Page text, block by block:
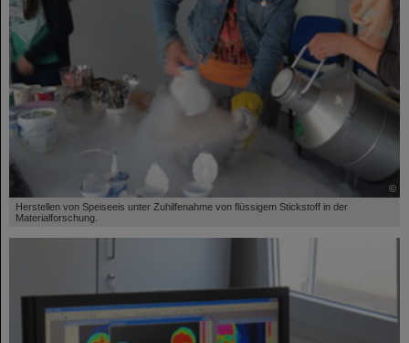
©
Herstellen von Speiseeis unter Zuhilfenahme von flüssigem Stickstoff in der
Materialforschung.